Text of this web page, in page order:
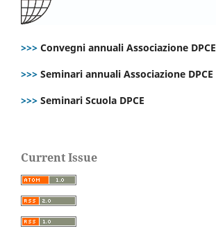
>>> Convegni annuali Associazione DPCE
>>> Seminari annuali Associazione DPCE
>>> Seminari Scuola DPCE
Current Issue